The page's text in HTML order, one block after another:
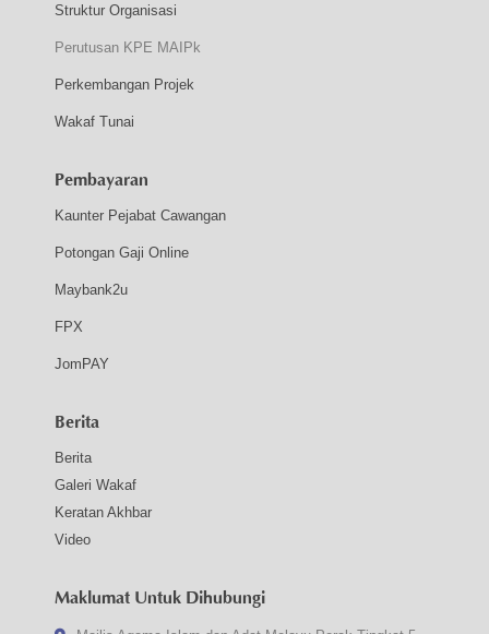
Struktur Organisasi
Perutusan KPE MAIPk
Perkembangan Projek
Wakaf Tunai
Pembayaran
Kaunter Pejabat Cawangan
Potongan Gaji Online
Maybank2u
FPX
JomPAY
Berita
Berita
Galeri Wakaf
Keratan Akhbar
Video
Maklumat Untuk Dihubungi